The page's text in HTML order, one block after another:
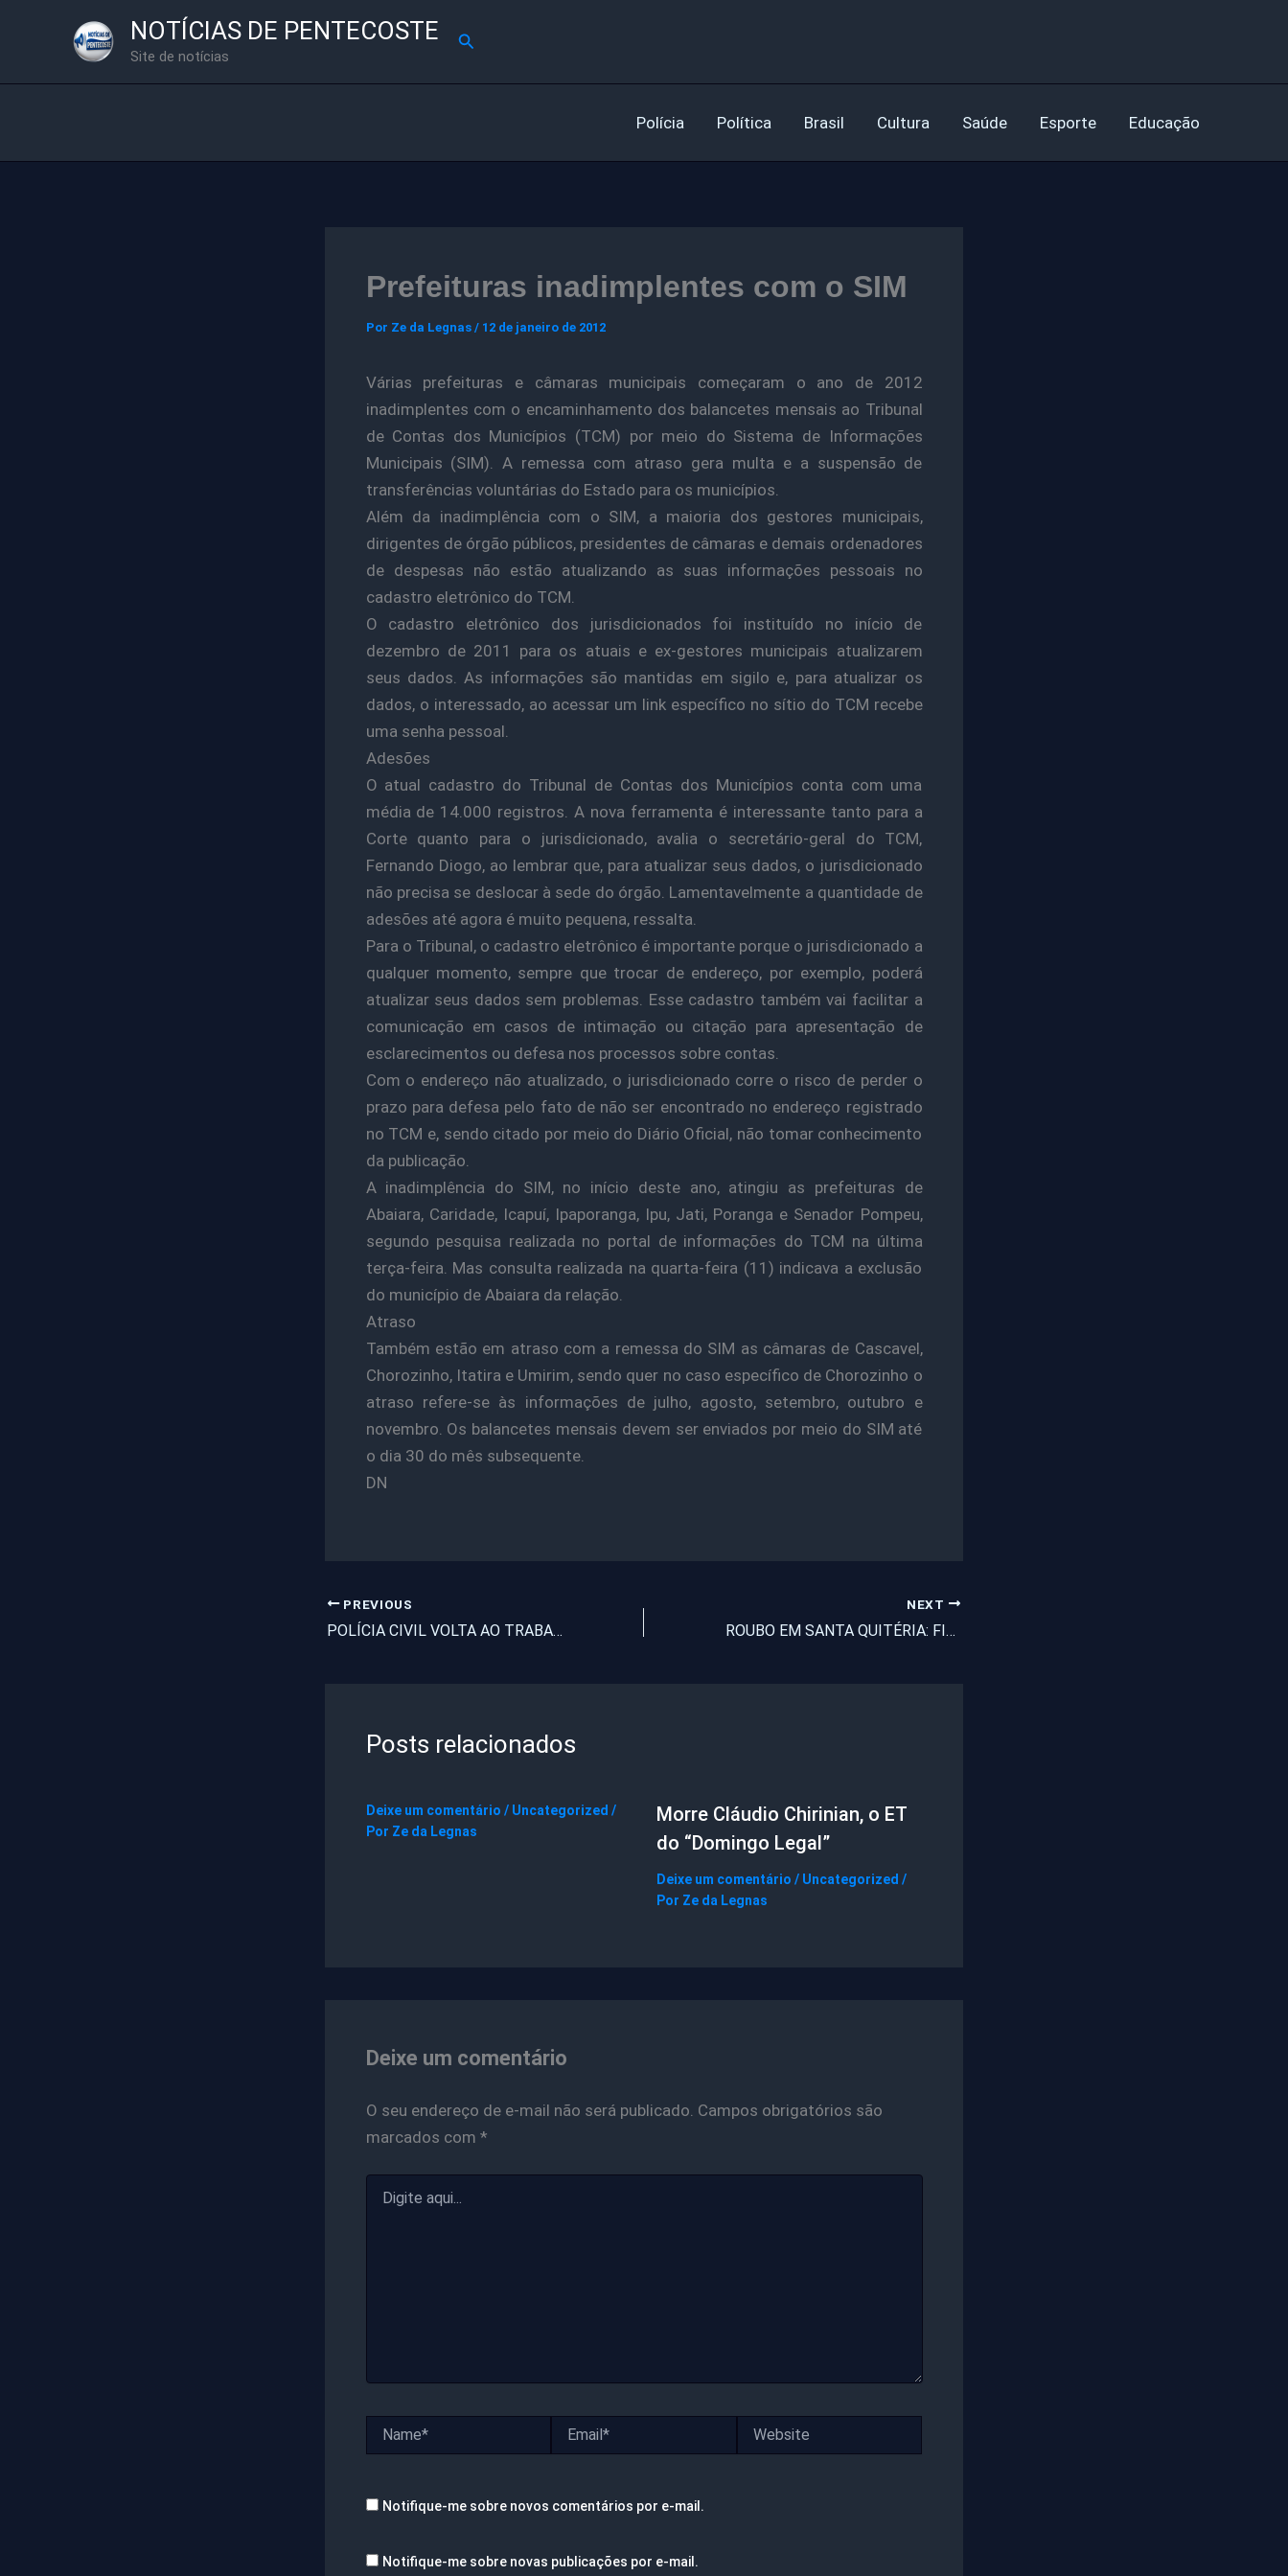
NOTÍCIAS DE PENTECOSTE
Site de notícias
Pesquisar
Polícia Política Brasil Cultura Saúde Esporte Educação
Prefeituras inadimplentes com o SIM
Por Ze da Legnas / 12 de janeiro de 2012
Várias prefeituras e câmaras municipais começaram o ano de 2012
inadimplentes com o encaminhamento dos balancetes mensais ao Tribunal
de Contas dos Municípios (TCM) por meio do Sistema de Informações
Municipais (SIM). A remessa com atraso gera multa e a suspensão de
transferências voluntárias do Estado para os municípios.
Além da inadimplência com o SIM, a maioria dos gestores municipais,
dirigentes de órgão públicos, presidentes de câmaras e demais ordenadores
de despesas não estão atualizando as suas informações pessoais no
cadastro eletrônico do TCM.
O cadastro eletrônico dos jurisdicionados foi instituído no início de
dezembro de 2011 para os atuais e ex-gestores municipais atualizarem
seus dados. As informações são mantidas em sigilo e, para atualizar os
dados, o interessado, ao acessar um link específico no sítio do TCM recebe
uma senha pessoal.
Adesões
O atual cadastro do Tribunal de Contas dos Municípios conta com uma
média de 14.000 registros. A nova ferramenta é interessante tanto para a
Corte quanto para o jurisdicionado, avalia o secretário-geral do TCM,
Fernando Diogo, ao lembrar que, para atualizar seus dados, o jurisdicionado
não precisa se deslocar à sede do órgão. Lamentavelmente a quantidade de
adesões até agora é muito pequena, ressalta.
Para o Tribunal, o cadastro eletrônico é importante porque o jurisdicionado a
qualquer momento, sempre que trocar de endereço, por exemplo, poderá
atualizar seus dados sem problemas. Esse cadastro também vai facilitar a
comunicação em casos de intimação ou citação para apresentação de
esclarecimentos ou defesa nos processos sobre contas.
Com o endereço não atualizado, o jurisdicionado corre o risco de perder o
prazo para defesa pelo fato de não ser encontrado no endereço registrado
no TCM e, sendo citado por meio do Diário Oficial, não tomar conhecimento
da publicação.
A inadimplência do SIM, no início deste ano, atingiu as prefeituras de
Abaiara, Caridade, Icapuí, Ipaporanga, Ipu, Jati, Poranga e Senador Pompeu,
segundo pesquisa realizada no portal de informações do TCM na última
terça-feira. Mas consulta realizada na quarta-feira (11) indicava a exclusão
do município de Abaiara da relação.
Atraso
Também estão em atraso com a remessa do SIM as câmaras de Cascavel,
Chorozinho, Itatira e Umirim, sendo quer no caso específico de Chorozinho o
atraso refere-se às informações de julho, agosto, setembro, outubro e
novembro. Os balancetes mensais devem ser enviados por meio do SIM até
o dia 30 do mês subsequente.
DN
PREVIOUS
POLÍCIA CIVIL VOLTA AO TRABALHO
NEXT
ROUBO EM SANTA QUITÉRIA: FIAT É TOMADO DE ASSALTO COM MAIS DE 20 MIL EM JÓIAS, diz portal
Posts relacionados
Deixe um comentário / Uncategorized /
Por Ze da Legnas
Morre Cláudio Chirinian, o ET
do “Domingo Legal”
Deixe um comentário / Uncategorized /
Por Ze da Legnas
Deixe um comentário
O seu endereço de e-mail não será publicado. Campos obrigatórios são
marcados com *
aqui...
Notifique-me sobre novos comentários por e-mail.
Notifique-me sobre novas publicações por e-mail.